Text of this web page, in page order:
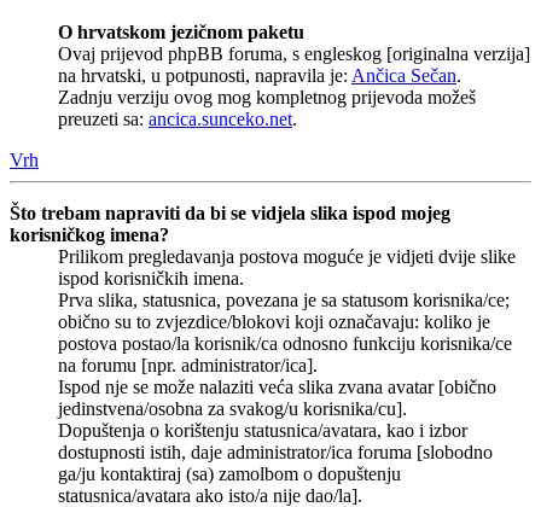
O hrvatskom jezičnom paketu
Ovaj prijevod phpBB foruma, s engleskog [originalna verzija]
na hrvatski, u potpunosti, napravila je: Ančica Sečan.
Zadnju verziju ovog mog kompletnog prijevoda možeš
preuzeti sa: ancica.sunceko.net.
Vrh
Što trebam napraviti da bi se vidjela slika ispod mojeg
korisničkog imena?
Prilikom pregledavanja postova moguće je vidjeti dvije slike
ispod korisničkih imena.
Prva slika, statusnica, povezana je sa statusom korisnika/ce;
obično su to zvjezdice/blokovi koji označavaju: koliko je
postova postao/la korisnik/ca odnosno funkciju korisnika/ce
na forumu [npr. administrator/ica].
Ispod nje se može nalaziti veća slika zvana avatar [obično
jedinstvena/osobna za svakog/u korisnika/cu].
Dopuštenja o korištenju statusnica/avatara, kao i izbor
dostupnosti istih, daje administrator/ica foruma [slobodno
ga/ju kontaktiraj (sa) zamolbom o dopuštenju
statusnica/avatara ako isto/a nije dao/la].